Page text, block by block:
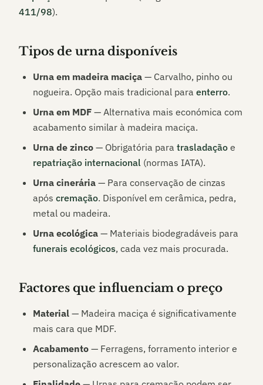
411/98).
Tipos de urna disponíveis
Urna em madeira maciça — Carvalho, pinho ou
nogueira. Opção mais tradicional para enterro.
Urna em MDF — Alternativa mais económica com
acabamento similar à madeira maciça.
Urna de zinco — Obrigatória para trasladação e
repatriação internacional (normas IATA).
Urna cinerária — Para conservação de cinzas
após cremação. Disponível em cerâmica, pedra,
metal ou madeira.
Urna ecológica — Materiais biodegradáveis para
funerais ecológicos, cada vez mais procurada.
Factores que influenciam o preço
Material — Madeira maciça é significativamente
mais cara que MDF.
Acabamento — Ferragens, forramento interior e
personalização acrescem ao valor.